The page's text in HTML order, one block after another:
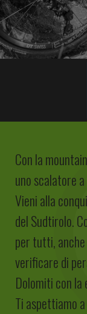
B2B
CONTATTO
Con la
uno scalatore
Vieni alla
del Sudtirolo.
per tutti,
verificare di
Dolomiti con la
Ti aspettiamo